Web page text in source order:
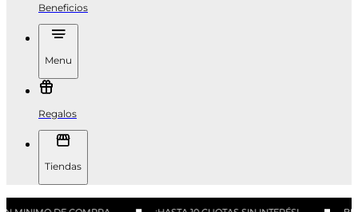
Beneficios
Menu
Regalos
Tiendas